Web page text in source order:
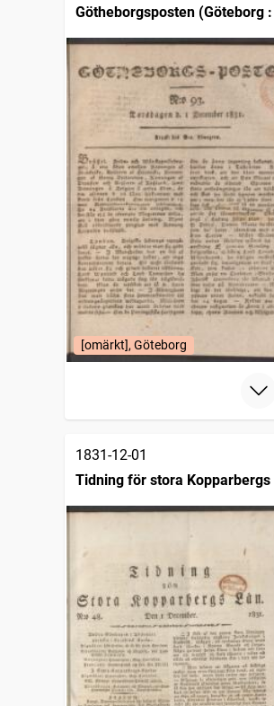
Götheborgsposten (Göteborg
[omärkt], Göteborg
1831-12-01
Tidning för stora Kopparbergs